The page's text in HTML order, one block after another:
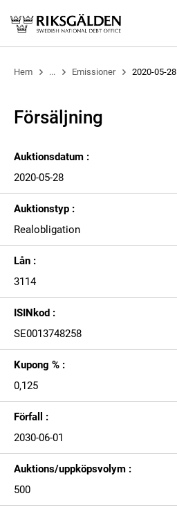
Hem ... Emissioner 2020-05-28
Försäljning
Auktionsdatum :
2020-05-28
Auktionstyp :
Realobligation
Lån :
3114
ISINkod :
SE0013748258
Kupong % :
0,125
Förfall :
2030-06-01
Auktions/uppköpsvolym :
500